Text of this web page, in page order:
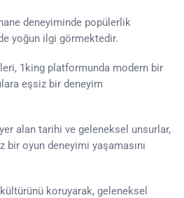
deneyiminde popülerlik
yoğun ilgi görmektedir.
1king platformunda modern bir
eşsiz bir deneyim
alan tarihi ve geleneksel unsurlar,
bir oyun deneyimi yaşamasını
koruyarak, geleneksel